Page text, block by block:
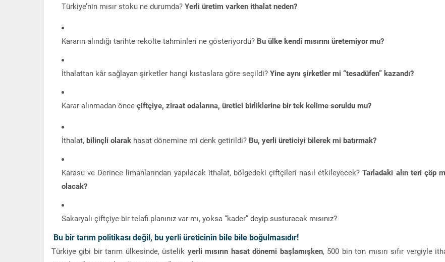
Türkiye’nin mısır stoku ne durumda? Yerli üretim varken ithalat neden?
Kararın alındığı tarihte rekolte tahminleri ne gösteriyordu? Bu ülke kendi mısırını üretemiyor mu?
İthalattan kâr sağlayan şirketler hangi kıstaslara göre seçildi? Yine aynı şirketler mi “tesadüfen” kazandı?
Karar alınmadan önce çiftçiye, ziraat odalarına, üretici birliklerine bir tek kelime soruldu mu?
İthalat, bilinçli olarak hasat dönemine mi denk getirildi? Bu, yerli üreticiyi bilerek mi batırmak?
Karasu ve Derince limanlarından yapılacak ithalat, bölgedeki çiftçileri nasıl etkileyecek?Tarladaki alın teri çöp
olacak?
Sakaryalı çiftçiye bir telafi planınız var mı, yoksa “kader” deyip susturacak mısınız?
Bu bir tarım politikası değil, buyerli üreticinin bile bile boğulmasıdır!
Türkiye gibi bir tarım ülkesinde, üstelik yerli mısırın hasat dönemi başlamışken, 500 bin ton mısırı sıfır vergiyle